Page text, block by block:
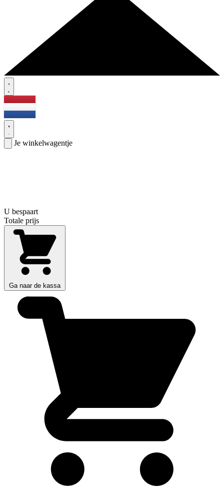
Je winkelwagentje
U bespaart
Totale prijs
Ga naar de kassa